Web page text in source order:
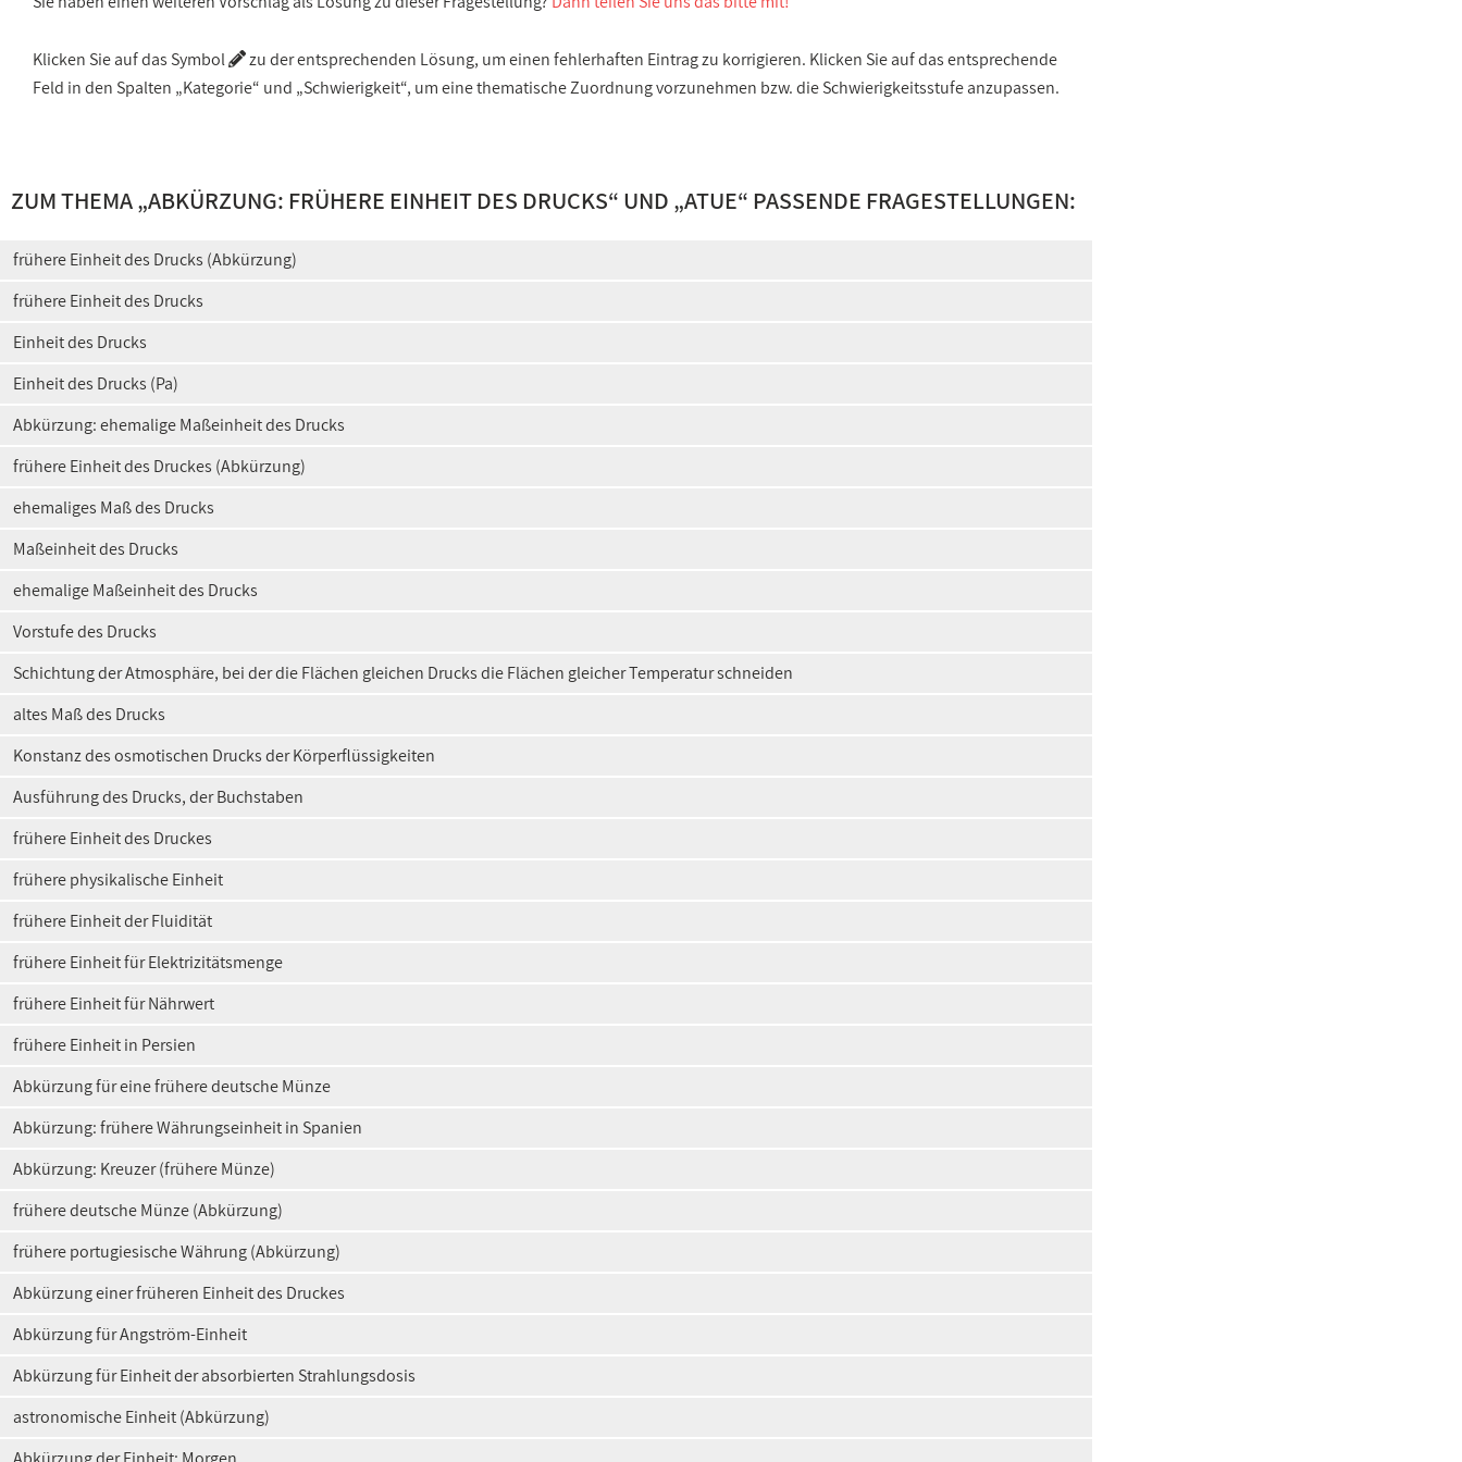
Klicken Sie auf das Symbol
zu der entsprechenden Lösung, um einen fehlerhaften Eintrag zu korrigieren. Klicken Sie auf das entsprechende
Feld in den Spalten „Kategorie“ und „Schwierigkeit“, um eine thematische Zuordnung vorzunehmen bzw. die Schwierigkeitsstufe anzupassen.
ZUM THEMA „ABKÜRZUNG: FRÜHERE EINHEIT DES DRUCKS“ UND „ATUE“ PASSENDE FRAGESTELLUNGEN:
frühere Einheit des Drucks (Abkürzung)
frühere Einheit des Drucks
Einheit des Drucks
Einheit des Drucks (Pa)
Abkürzung: ehemalige Maßeinheit des Drucks
frühere Einheit des Druckes (Abkürzung)
ehemaliges Maß des Drucks
Maßeinheit des Drucks
ehemalige Maßeinheit des Drucks
Vorstufe des Drucks
Schichtung der Atmosphäre, bei der die Flächen gleichen Drucks die Flächen gleicher Temperatur schneiden
altes Maß des Drucks
Konstanz des osmotischen Drucks der Körperflüssigkeiten
Ausführung des Drucks, der Buchstaben
frühere Einheit des Druckes
frühere physikalische Einheit
frühere Einheit der Fluidität
frühere Einheit für Elektrizitätsmenge
frühere Einheit für Nährwert
frühere Einheit in Persien
Abkürzung für eine frühere deutsche Münze
Abkürzung: frühere Währungseinheit in Spanien
Abkürzung: Kreuzer (frühere Münze)
frühere deutsche Münze (Abkürzung)
frühere portugiesische Währung (Abkürzung)
Abkürzung einer früheren Einheit des Druckes
Abkürzung für Angström-Einheit
Abkürzung für Einheit der absorbierten Strahlungsdosis
astronomische Einheit (Abkürzung)